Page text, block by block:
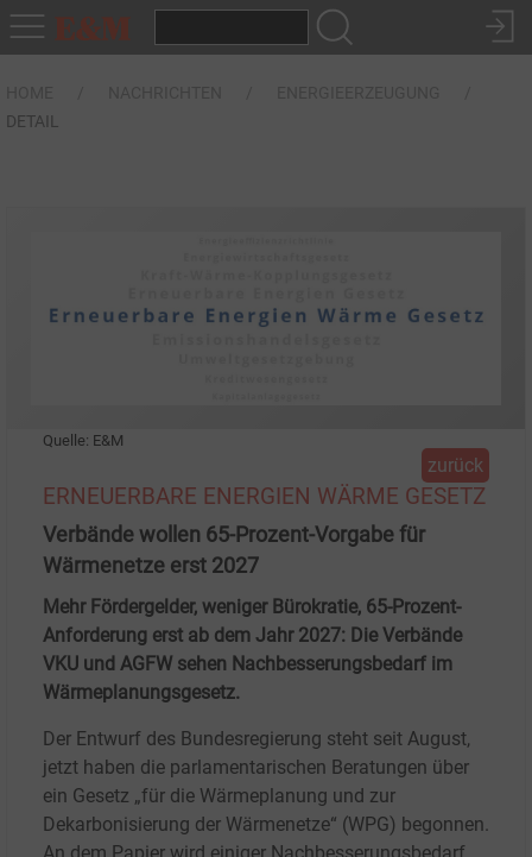
DETAIL
Quelle: E&M
zurück
ERNEUERBARE ENERGIEN WÄRME GESETZ
Verbände wollen 65-Prozent-Vorgabe für
Wärmenetze erst 2027
Mehr Fördergelder, weniger Bürokratie, 65-Prozent-
Anforderung erst ab dem Jahr 2027: Die Verbände
VKU und AGFW sehen Nachbesserungsbedarf im
Wärmeplanungsgesetz.
Der Entwurf des Bundesregierung steht seit August,
jetzt haben die parlamentarischen Beratungen über
ein Gesetz „für die Wärmeplanung und zur
Dekarbonisierung der Wärmenetze“ (WPG) begonnen.